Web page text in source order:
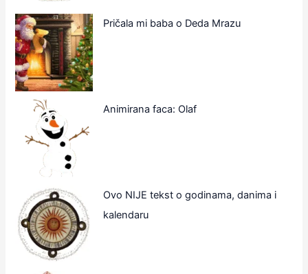
Pričala mi baba o Deda Mrazu
Animirana faca: Olaf
Ovo NIJE tekst o godinama, danima i
kalendaru